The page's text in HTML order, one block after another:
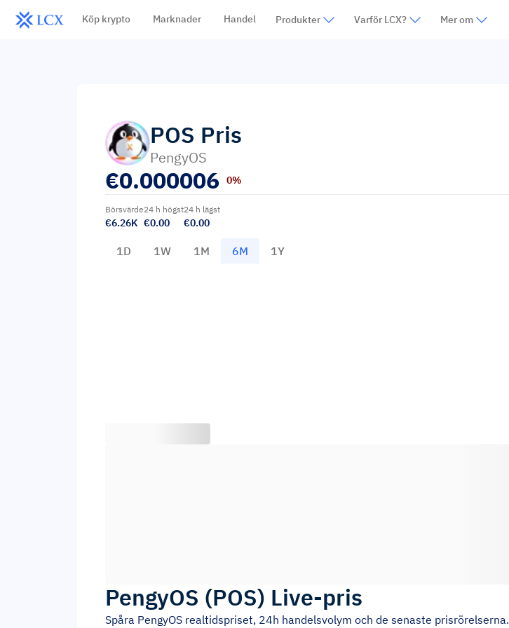
Köp krypto Marknader Handel Produkter Varför LCX? Mer om
POS Pris
PengyOS
€0.000006 0%
Börsvärde
€6.26K
24 h högst
€0.00
24 h lägst
€0.00
1D 1W 1M 6M 1Y
PengyOS (POS) Live-pris
Spåra PengyOS realtidspriset, 24h handelsvolym och de senaste prisrörelserna.